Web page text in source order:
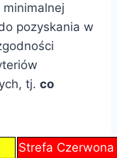
pozyskania w
tj. co
Strefa Czerwona